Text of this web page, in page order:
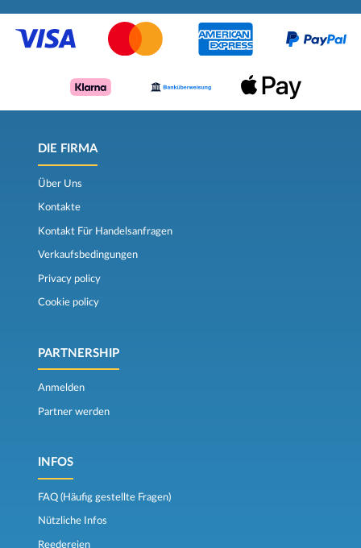
DIE FIRMA
Über Uns
Kontakte
Kontakt Für Handelsanfragen
Verkaufsbedingungen
Privacy policy
Cookie policy
PARTNERSHIP
Anmelden
Partner werden
INFOS
FAQ (Häufig gestellte Fragen)
Nützliche Infos
Reedereien